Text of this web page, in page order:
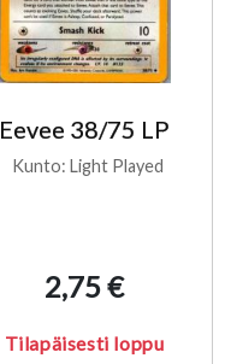
Eevee 38/75 LP
Kunto: Light Played
2,75 €
Tilapäisesti loppu